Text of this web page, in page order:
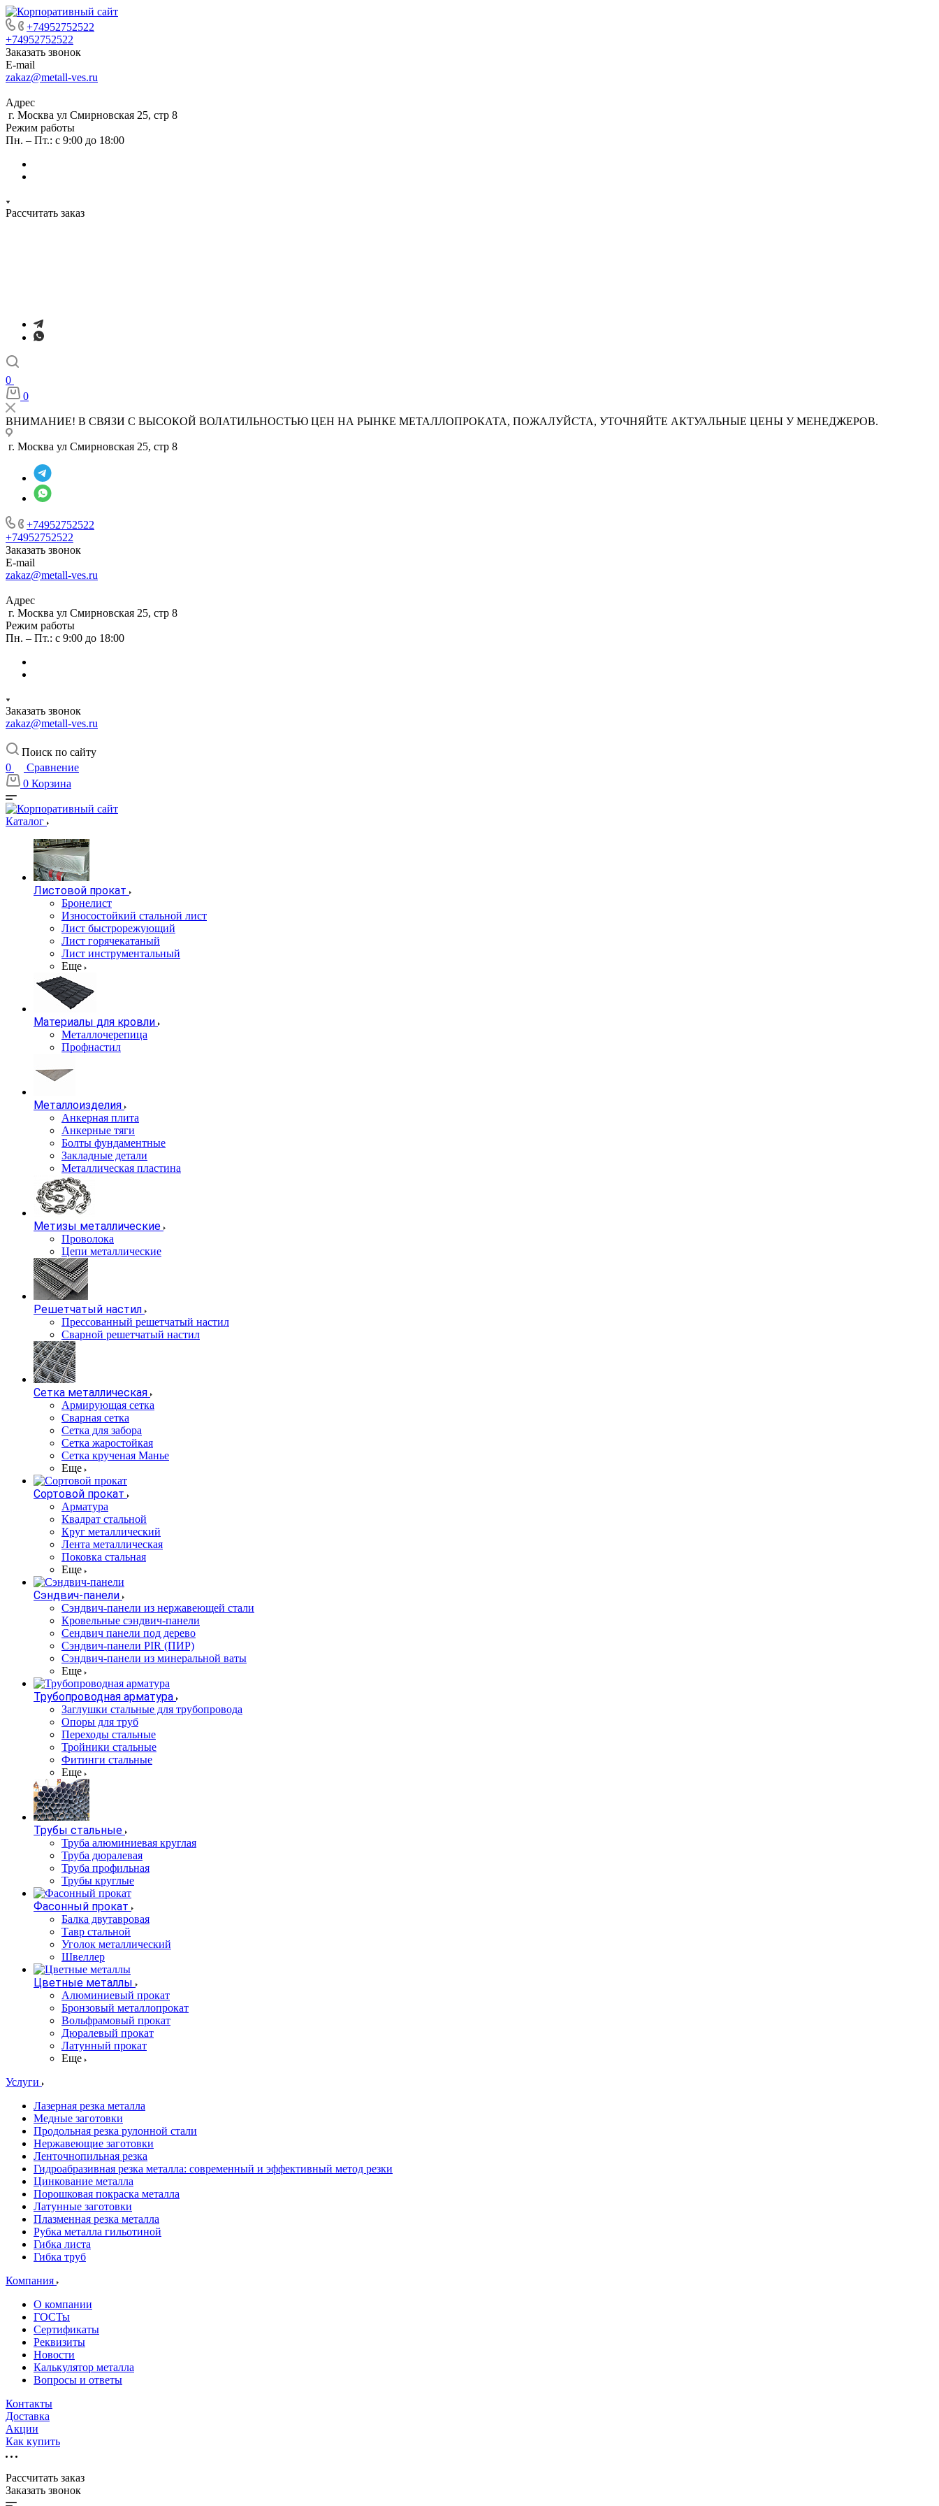
+74952752522
+74952752522
Заказать звонок
E-mail
zakaz@metall-ves.ru
Адрес
г. Москва ул Смирновская 25, стр 8
Режим работы
Пн. – Пт.: с 9:00 до 18:00
Рассчитать заказ
0
0
ВНИМАНИЕ! В СВЯЗИ С ВЫСОКОЙ ВОЛАТИЛЬНОСТЬЮ ЦЕН НА РЫНКЕ МЕТАЛЛОПРОКАТА, ПОЖАЛУЙСТА, УТОЧНЯЙТЕ АКТУАЛЬНЫЕ ЦЕНЫ У МЕНЕДЖЕРОВ.
г. Москва ул Смирновская 25, стр 8
+74952752522
+74952752522
Заказать звонок
E-mail
zakaz@metall-ves.ru
Адрес
г. Москва ул Смирновская 25, стр 8
Режим работы
Пн. – Пт.: с 9:00 до 18:00
Заказать звонок
zakaz@metall-ves.ru
Поиск по сайту
0
Сравнение
0 Корзина
Каталог
Листовой прокат
Бронелист
Износостойкий стальной лист
Лист быстрорежующий
Лист горячекатаный
Лист инструментальный
Еще
Материалы для кровли
Металлочерепица
Профнастил
Металлоизделия
Анкерная плита
Анкерные тяги
Болты фундаментные
Закладные детали
Металлическая пластина
Метизы металлические
Проволока
Цепи металлические
Решетчатый настил
Прессованный решетчатый настил
Сварной решетчатый настил
Сетка металлическая
Армирующая сетка
Сварная сетка
Сетка для забора
Сетка жаростойкая
Сетка крученая Манье
Еще
Сортовой прокат
Арматура
Квадрат стальной
Круг металлический
Лента металлическая
Поковка стальная
Еще
Сэндвич-панели
Cэндвич-панели из нержавеющей стали
Кровельные сэндвич-панели
Сендвич панели под дерево
Сэндвич-панели PIR (ПИР)
Сэндвич-панели из минеральной ваты
Еще
Трубопроводная арматура
Заглушки стальные для трубопровода
Опоры для труб
Переходы стальные
Тройники стальные
Фитинги стальные
Еще
Трубы стальные
Труба алюминиевая круглая
Труба дюралевая
Труба профильная
Трубы круглые
Фасонный прокат
Балка двутавровая
Тавр стальной
Уголок металлический
Швеллер
Цветные металлы
Алюминиевый прокат
Бронзовый металлопрокат
Вольфрамовый прокат
Дюралевый прокат
Латунный прокат
Еще
Услуги
Лазерная резка металла
Медные заготовки
Продольная резка рулонной стали
Нержавеющие заготовки
Ленточнопильная резка
Гидроабразивная резка металла: современный и эффективный метод резки
Цинкование металла
Порошковая покраска металла
Латунные заготовки
Плазменная резка металла
Рубка металла гильотиной
Гибка листа
Гибка труб
Компания
О компании
ГОСТы
Сертификаты
Реквизиты
Новости
Калькулятор металла
Вопросы и ответы
Контакты
Доставка
Акции
Как купить
Рассчитать заказ
Заказать звонок